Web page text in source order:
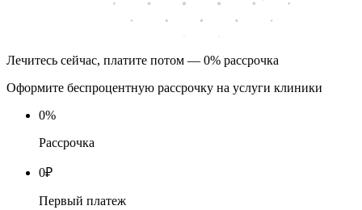
Лечитесь сейчас, платите потом — 0% рассрочка
Оформите беспроцентную рассрочку на услуги клиники
0%
Рассрочка
0₽
Первый платеж